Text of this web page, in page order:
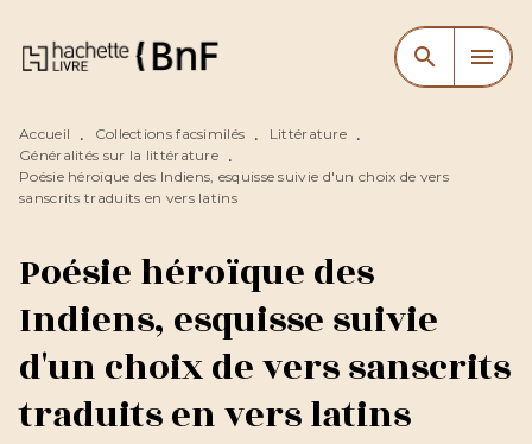
MENU RECHERCHE
CONTENU
search menu
Accueil • Collections facsimilés • Littérature •
Généralités sur la littérature •
Poésie héroïque des Indiens, esquisse suivie d'un choix de vers
sanscrits traduits en vers latins
Poésie héroïque des
Indiens, esquisse suivie
d'un choix de vers sanscrits
traduits en vers latins